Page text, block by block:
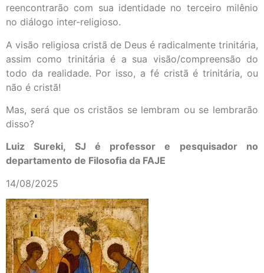
reencontrarão com sua identidade no terceiro milênio
no diálogo inter-religioso.
A visão religiosa cristã de Deus é radicalmente trinitária,
assim como trinitária é a sua visão/compreensão do
todo da realidade. Por isso, a fé cristã é trinitária, ou
não é cristã!
Mas, será que os cristãos se lembram ou se lembrarão
disso?
Luiz Sureki, SJ é professor e pesquisador no
departamento de Filosofia da FAJE
14/08/2025